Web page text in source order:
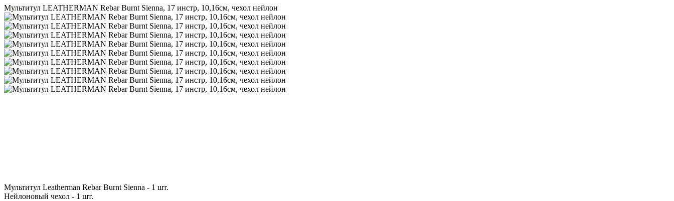
Мультитул LEATHERMAN Rebar Burnt Sienna, 17 инстр, 10,16см, чехол нейлон
Мультитул Leatherman Rebar Burnt Sienna - 1 шт.
Нейлоновый чехол - 1 шт.